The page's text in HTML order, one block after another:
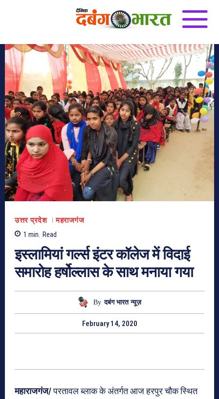
उत्तर प्रदेश
महराजगंज
1 min. Read
इस्लामियां गर्ल्स इंटर कॉलेज में विदाई
समारोह हर्षोल्लास के साथ मनाया गया
By दबंग भारत न्यूज़
February 14, 2020
महाराजगंज/परतावल ब्लाक के अंतर्गत आज हरपुर चौक स्थित